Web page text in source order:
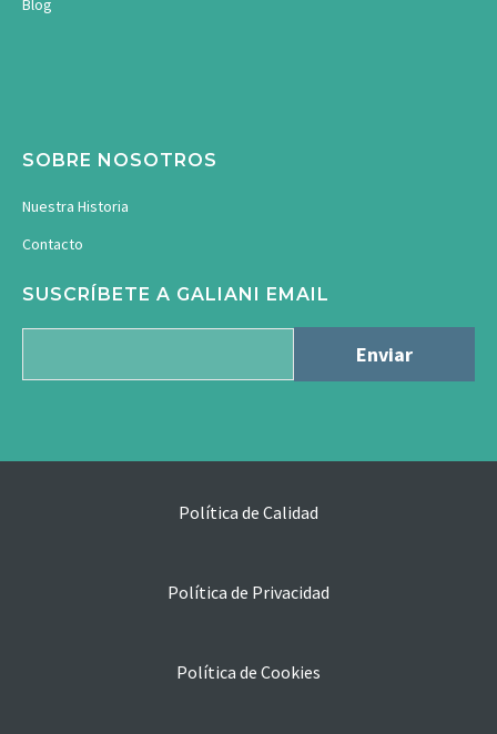
Blog
SOBRE NOSOTROS
Nuestra Historia
Contacto
SUSCRÍBETE A GALIANI EMAIL
Política de Calidad
Política de Privacidad
Política de Cookies